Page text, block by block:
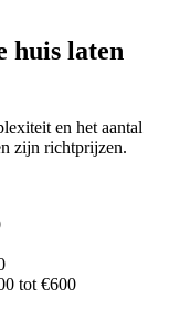
huis laten
en het aantal
zijn richtprijzen.
tot €600